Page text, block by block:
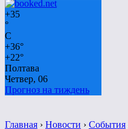
+35
°
C
+36°
+22°
Полтава
Четвер, 06
Прогноз на тиждень
Главная › Новости › События